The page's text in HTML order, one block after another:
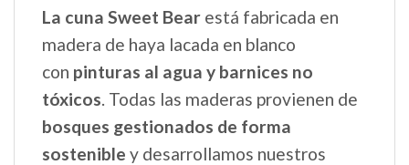
La cuna Sweet Bear está fabricada en
madera de haya lacada en blanco
con pinturas al agua y barnices no
tóxicos. Todas las maderas provienen de
bosques gestionados de forma
sostenible y desarrollamos nuestros